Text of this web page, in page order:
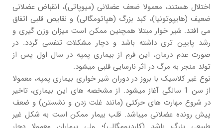
اختلال هستند، معمولا ضعف عضلانی (میوپاتی)، انقباض عضلانی
ضعیف (هایپوتونیا)، کبد بزرگ (هپاتومگالی) و نقایص قلبی اتفاق
می افتد. شیر خوار مبتلا همچنین ممکن است میزان وزن گیری و
رشد پایین تری داشته باشد و دچار مشکلات تنفسی گردد. در
صورت عدم درمان، این فرم از بیماری پمپه در سال اول پس از
تولد منجر به مرگ در اثر نارسایی قلبی میشود.
نوع غیر کلاسیک با بروز در دوران شیر خواری بیماری پمپه، معمولا
از سن 1 سالگی آغاز میشود. از مشخصه های این بیماری، تاخیر
در شروع مهارت های حرکتی (مانند غلت زدن و نشستن) و ضعف
پیش رونده عضلانی میباشد. قلب بیمار ممکن است به شکل غیر